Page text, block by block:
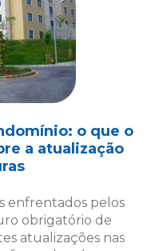
o que o
a atualização
enfrentados pelos
obrigatório de
sobre as
Saiba mais!